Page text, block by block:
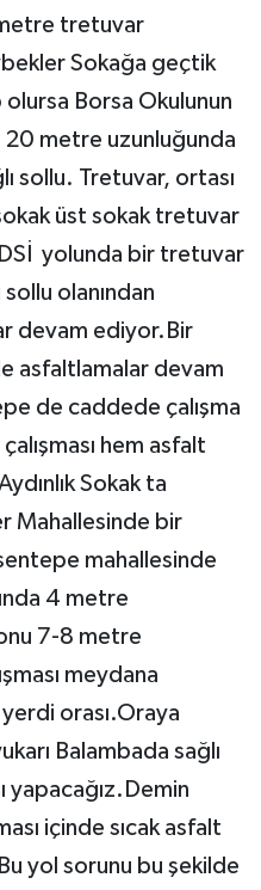
tretuvar
Sokağa geçtik
Borsa Okulunun
metre uzunluğunda
sollu. Tretuvar, ortası
üst sokak tretuvar
DSİ yolunda bir tretuvar
sollu olanından
devam ediyor.Bir
asfaltlamalar devam
de caddede çalışma
hem asfalt
Sokak ta
Mahallesinde bir
mahallesinde
4 metre
7-8 metre
meydana
yerdi orası.Oraya
Balambada sağlı
yapacağız.Demin
içinde sıcak asfalt
yol sorunu bu şekilde